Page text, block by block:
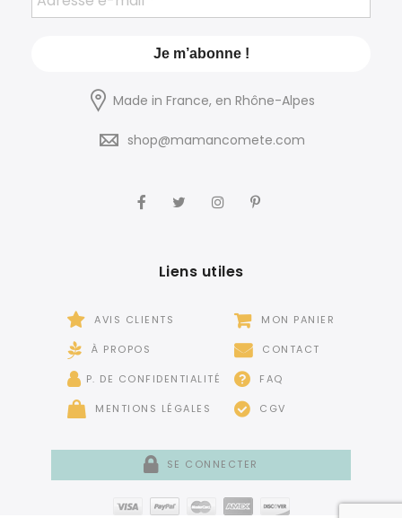
Made in France, en Rhône-Alpes
shop@mamancomete.com
Liens utiles
AVIS CLIENTS
À PROPOS
P. DE CONFIDENTIALITÉ
MENTIONS LÉGALES
MON PANIER
CONTACT
FAQ
CGV
SE CONNECTER